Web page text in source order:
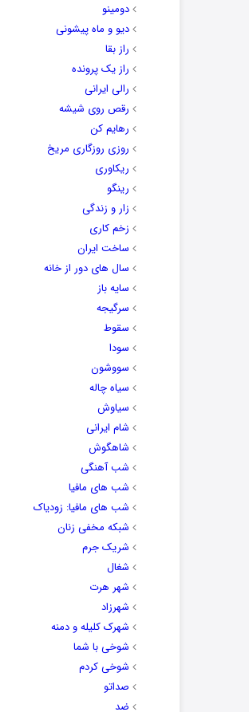
دومینو
دیو و ماه پیشونی
راز بقا
راز یک پرونده
رالی ایرانی
رقص روی شیشه
رهایم کن
روزی روزگاری مریخ
ریکاوری
رینگو
زار و زندگی
زخم کاری
ساخت ایران
سال های دور از خانه
سایه باز
سرگیجه
سقوط
سودا
سووشون
سیاه چاله
سیاوش
شام ایرانی
شاهگوش
شب آهنگی
شب های مافیا
شب های مافیا: زودیاک
شبکه مخفی زنان
شریک جرم
شغال
شهر هرت
شهرزاد
شهرک کلیله و دمنه
شوخی با شما
شوخی کردم
صداتو
ضد